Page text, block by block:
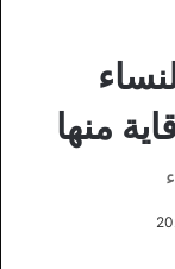
منها